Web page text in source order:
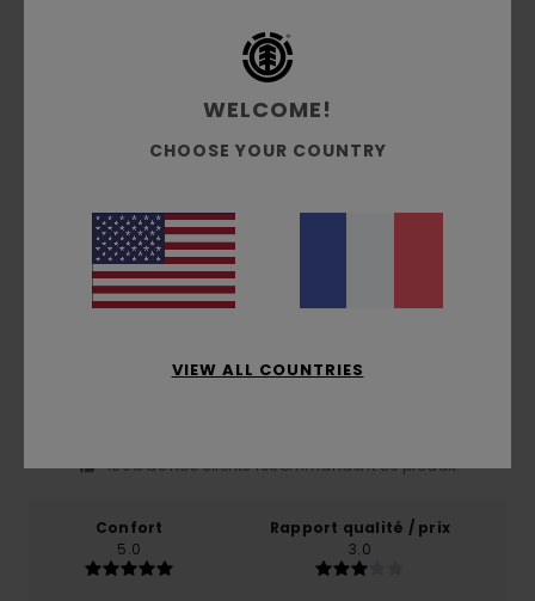
Traçabilité du produit (Loi Agec)
Livraison & Retours
Avis clients
Note moyenne
5.0/5
100% de nos clients recommandent ce produit
Confort
5.0
Rapport qualité / prix
3.0
WELCOME!
CHOOSE YOUR COUNTRY
VIEW ALL COUNTRIES